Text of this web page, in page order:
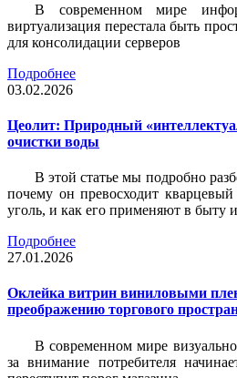
В современном мире
виртуализация перестала быть
для консолидации серверов
Подробнее
03.02.2026
Цеолит: Природный
очистки воды
В этой статье мы подробно
почему он превосходит
уголь, и как его применяют в быту
Подробнее
27.01.2026
Оклейка витрин виниловыми
преображению торгового
В современном мире
за внимание потребителя